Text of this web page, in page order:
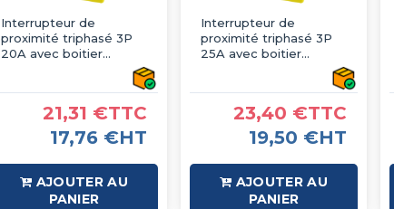
Interrupteur de
proximité triphasé 3P
20A avec boitier
21,31 €TTC
17,76 €HT
AJOUTER AU
PANIER
Interrupteur de
proximité triphasé 3P
25A avec boitier
23,40 €TTC
19,50 €HT
AJOUTER AU
PANIER